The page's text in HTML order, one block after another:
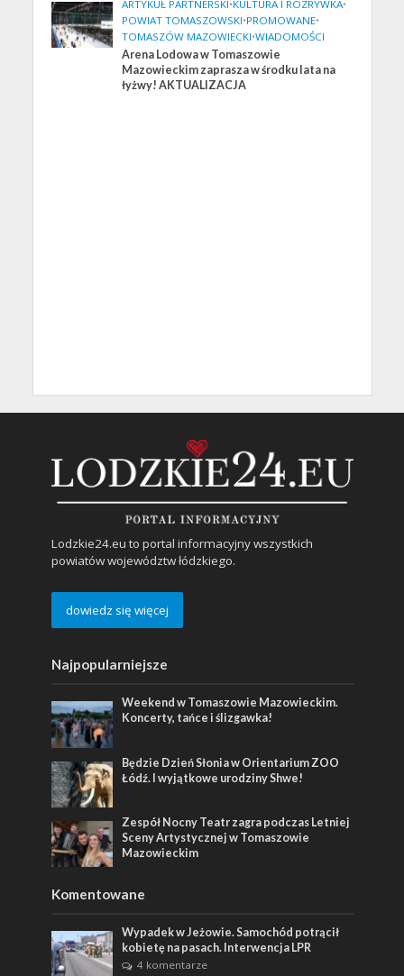
ARTYKUŁ PARTNERSKI•KULTURA I ROZRYWKA•
POWIAT TOMASZOWSKI•PROMOWANE•
TOMASZÓW MAZOWIECKI•WIADOMOŚCI
Arena Lodowa w Tomaszowie
Mazowieckim zaprasza w środku lata na
łyżwy! AKTUALIZACJA
Lodzkie24.eu to portal informacyjny wszystkich
powiatów województw łódzkiego.
dowiedz się więcej
Najpopularniejsze
Weekend w Tomaszowie Mazowieckim.
Koncerty, tańce i ślizgawka!
Będzie Dzień Słonia w Orientarium ZOO
Łódź. I wyjątkowe urodziny Shwe!
Zespół Nocny Teatr zagra podczas Letniej
Sceny Artystycznej w Tomaszowie
Mazowieckim
Komentowane
Wypadek w Jeżowie. Samochód potrącił
kobietę na pasach. Interwencja LPR
4 komentarze